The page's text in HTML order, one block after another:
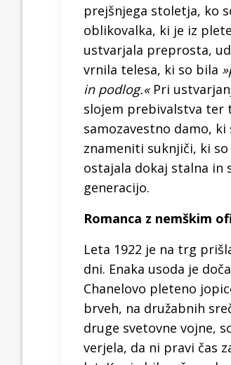
prejšnjega stoletja, ko
oblikovalka, ki je iz
ustvarjala preprosta,
vrnila telesa, ki so bila
in podlog.«Pri
slojem prebivalstva ter
samozavestno damo,
znameniti suknjiči, ki
ostajala dokaj stalna in
generacijo.
Romanca z nemškim
Leta 1922 je na trg
dni. Enaka usoda je
Chanelovo pleteno
brveh, na družabnih
druge svetovne vojne,
verjela, da ni pravi čas